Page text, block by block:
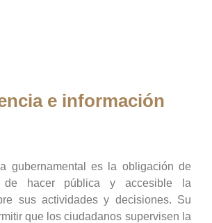
e información
gubernamental es la obligación de
de hacer pública y accesible la
sus actividades y decisiones. Su
que los ciudadanos supervisen la